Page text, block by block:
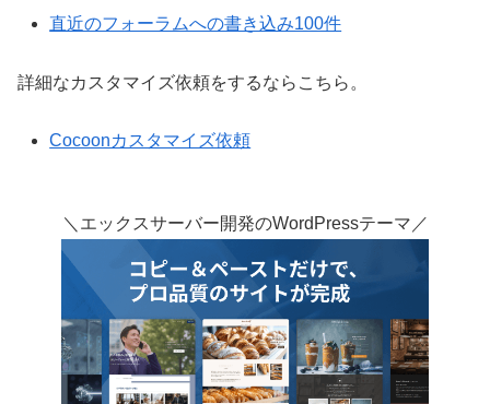
直近のフォーラムへの書き込み100件
詳細なカスタマイズ依頼をするならこちら。
Cocoonカスタマイズ依頼
＼エックスサーバー開発のWordPressテーマ／